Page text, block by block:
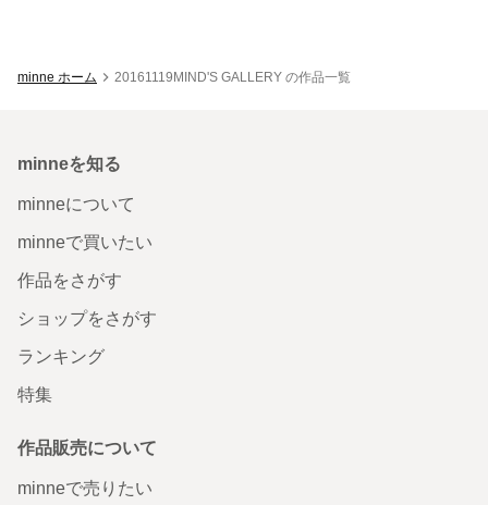
minne ホーム 20161119MIND'S GALLERY の作品一覧
minneを知る
minneについて
minneで買いたい
作品をさがす
ショップをさがす
ランキング
特集
作品販売について
minneで売りたい